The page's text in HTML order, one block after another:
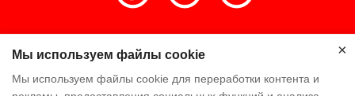
Высокое качество
Команда Y & G Компания Y & G
Мы используем файлы cookie
Мы используем файлы cookie для переработки контента и
×